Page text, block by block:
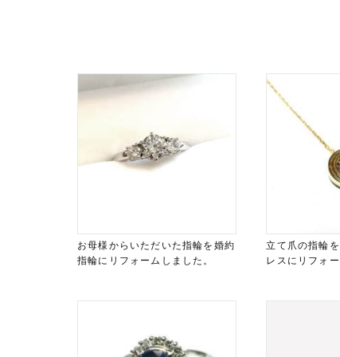
お母様からいただいた指輪を婚約
指輪にリフォームしました。
立て爪の指輪
レスにリフォー